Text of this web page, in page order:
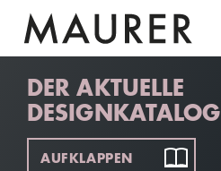
DER AKTUELLE
DESIGNKATALOG
AUFKLAPPEN